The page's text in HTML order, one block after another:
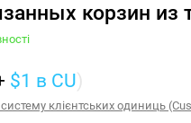
корзин из
$1 в CU)
клієнтських одиниць